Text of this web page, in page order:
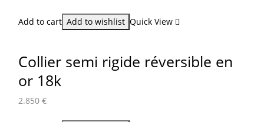
Add to cart Add to wishlist Quick View
Collier semi rigide réversible en
or 18k
2.850 €